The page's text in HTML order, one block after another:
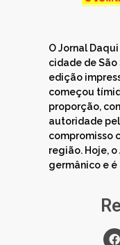
O Jornal
cidade de São
edição
começou
proporção,
autoridade
compromisso
região. Hoje,
germânico e